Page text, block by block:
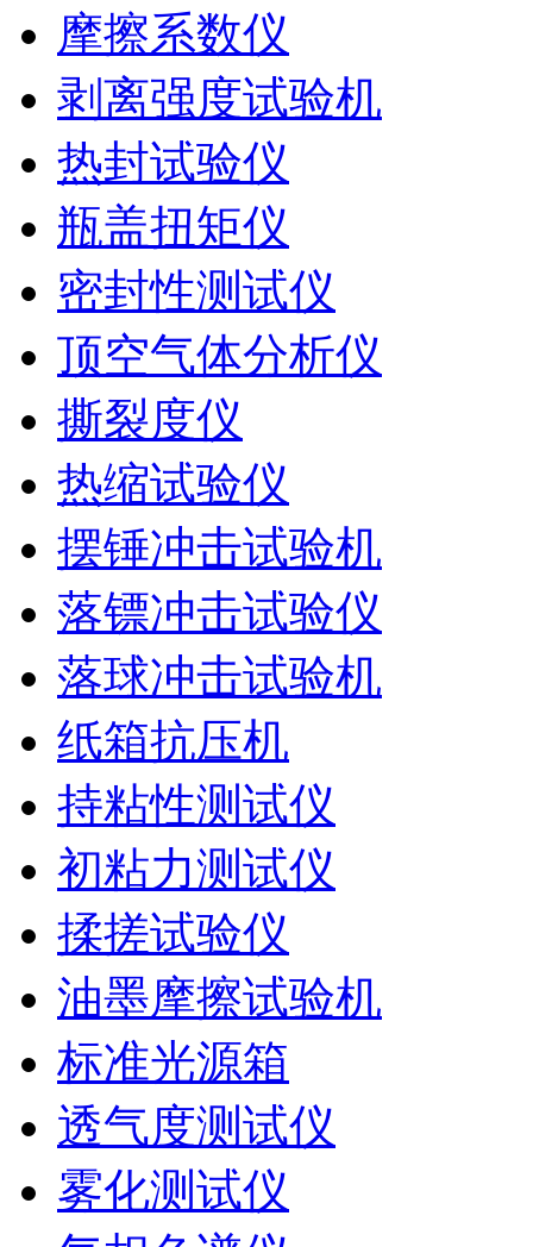
摩擦系数仪
剥离强度试验机
热封试验仪
瓶盖扭矩仪
密封性测试仪
顶空气体分析仪
撕裂度仪
热缩试验仪
摆锤冲击试验机
落镖冲击试验仪
落球冲击试验机
纸箱抗压机
持粘性测试仪
初粘力测试仪
揉搓试验仪
油墨摩擦试验机
标准光源箱
透气度测试仪
雾化测试仪